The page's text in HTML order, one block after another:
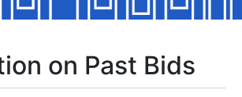
on Past Bids